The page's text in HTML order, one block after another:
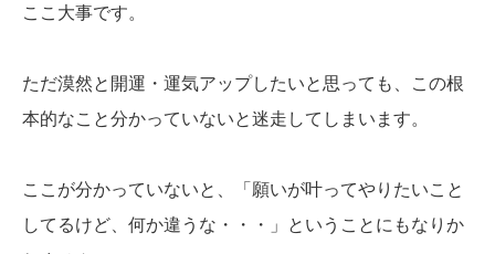
ここ大事です。
ただ漠然と開運・運気アップしたいと思っても、この根
本的なこと分かっていないと迷走してしまいます。
ここが分かっていないと、「願いが叶ってやりたいこと
してるけど、何か違うな・・・」ということにもなりか